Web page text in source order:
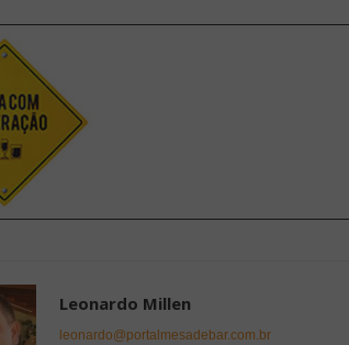
Leonardo Millen
leonardo@portalmesadebar.com.br